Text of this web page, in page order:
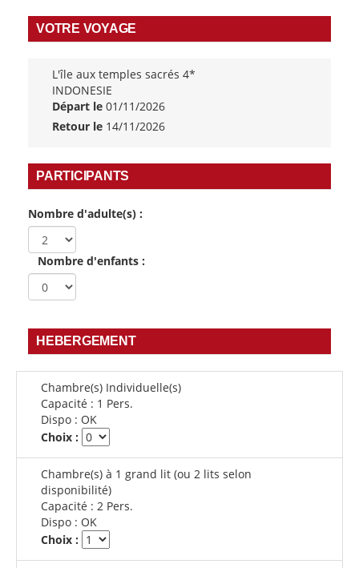
VOTRE VOYAGE
L'île aux temples sacrés 4*
INDONESIE
Départ le 01/11/2026
Retour le 14/11/2026
PARTICIPANTS
Nombre d'adulte(s) :
Nombre d'enfants :
HEBERGEMENT
Chambre(s) Individuelle(s)
Capacité : 1 Pers.
Dispo : OK
Choix :
Chambre(s) à 1 grand lit (ou 2 lits selon
disponibilité)
Capacité : 2 Pers.
Dispo : OK
Choix :